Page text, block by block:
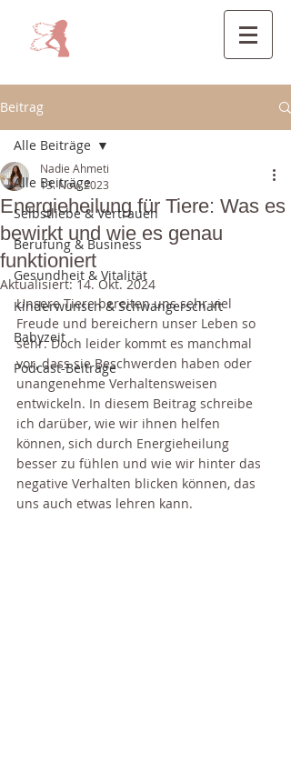
Beitrag
Alle Beiträge
Selbstliebe & Vertrauen
Berufung & Business
Gesundheit & Vitalität
Kinderwunsch & Schwangerschaft
Babyzeit
Podcast-Beiträge
Alle Beiträge
Energieheilung für Tiere: Was es
bewirkt und wie es genau
funktioniert
Nadie Ahmeti
13. Nov. 2023
Aktualisiert:14. Okt. 2024
Unsere Tiere bereiten uns sehr viel
Freude und bereichern unser Leben so
sehr. Doch leider kommt es manchmal
vor, dass sie Beschwerden haben oder
unangenehme Verhaltensweisen
entwickeln. In diesem Beitrag schreibe
ich darüber, wie wir ihnen helfen
können, sich durch Energieheilung
besser zu fühlen und wie wir hinter das
negative Verhalten blicken können, das
uns auch etwas lehren kann.